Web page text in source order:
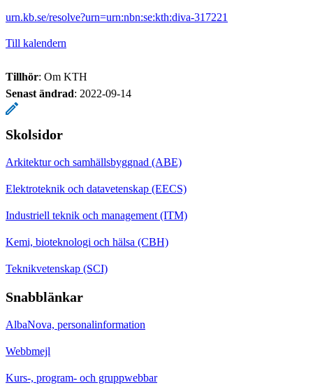
urn.kb.se/resolve?urn=urn:nbn:se:kth:diva-317221
Till kalendern
Tillhör: Om KTH
Senast ändrad: 2022-09-14
Skolsidor
Arkitektur och samhällsbyggnad (ABE)
Elektroteknik och datavetenskap (EECS)
Industriell teknik och management (ITM)
Kemi, bioteknologi och hälsa (CBH)
Teknikvetenskap (SCI)
Snabblänkar
AlbaNova, personalinformation
Webbmejl
Kurs-, program- och gruppwebbar